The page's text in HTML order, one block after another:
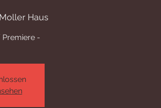
Haus
Premiere -